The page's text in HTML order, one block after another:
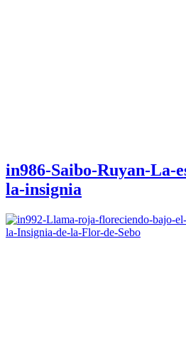
in986-Saibo-Ruyan-La-
la-insignia